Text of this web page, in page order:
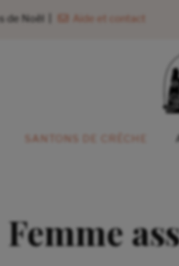
de Noël | Aide et contact
SANTONS DE CRÈCHE
Femme